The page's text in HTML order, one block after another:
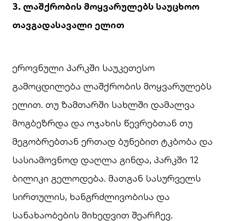
3. ლაშქრობის მოყვარულებს საუცხოო
თავგადასავალი ელით
ეროვნული პარკში საუკეთესო
გამოცდილება ლაშქრობის მოყვარულებს
ელით. თუ ზამთარში სახლში დამალვა
მოგბეზრდა და ოჯახის წევრებთან თუ
მეგობრებთან ერთად ბუნებით ტკბობა და
სასიამოვნოდ დაღლა გინდა, პარკში 12
ბილიკი გელოდება. მათგან სასურველს
სირთულის, ხანგრძლივობისა და
სანახაობების მიხედვით შეარჩევ.